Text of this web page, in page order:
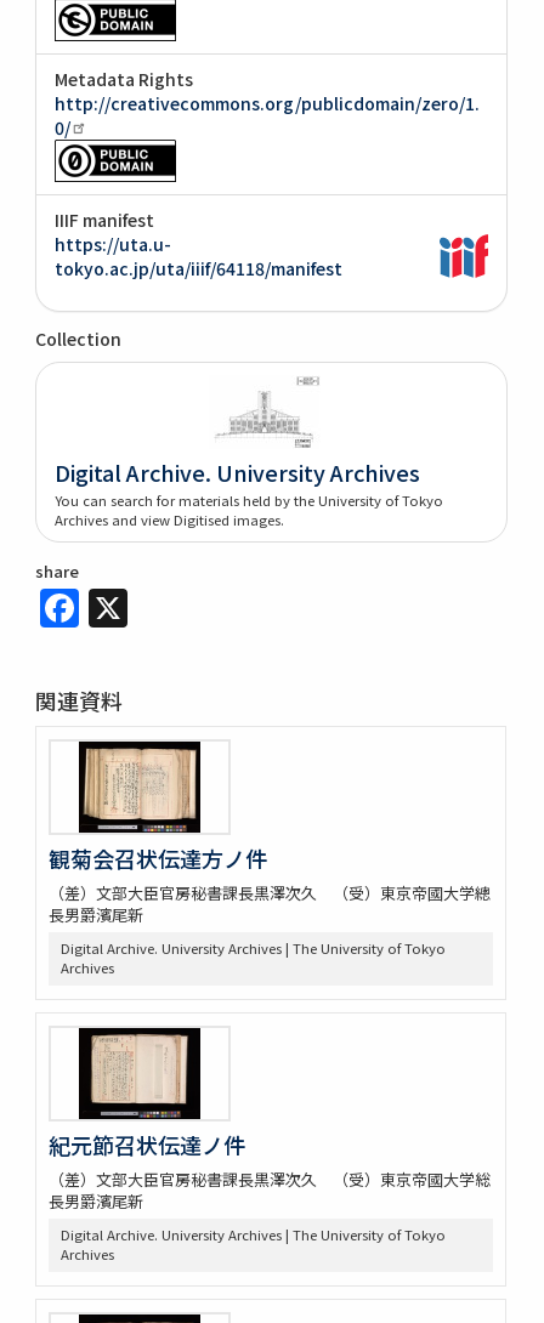
Metadata Rights
http://creativecommons.org/publicdomain/zero/1.
0/
IIIF manifest
https://uta.u-
tokyo.ac.jp/uta/iiif/64118/manifest
Collection
Digital Archive. University Archives
You can search for materials held by the University of Tokyo
Archives and view Digitised images.
share
Facebook
関連資料
観菊会召状伝達方ノ件
（差）文部大臣官房秘書課長黒澤次久 （受）東京帝國大学總
長男爵濱尾新
Digital Archive. University Archives | The University of Tokyo
Archives
紀元節召状伝達ノ件
（差）文部大臣官房秘書課長黒澤次久 （受）東京帝國大学総
長男爵濱尾新
Digital Archive. University Archives | The University of Tokyo
Archives